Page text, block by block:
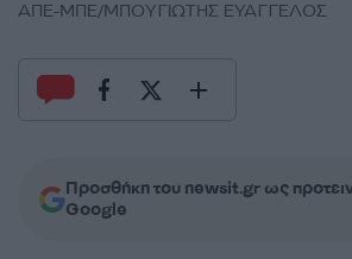
ΑΠΕ-ΜΠΕ/ΜΠΟΥΓΙΩΤΗΣ ΕΥΑΓΓΕΛΟΣ
Προσθήκη του newsit.gr ως
Google